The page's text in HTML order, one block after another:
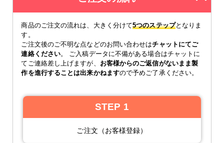
商品のご注文の流れは、大きく分けて5つのステップとなりま
す。
ご注文後のご不明な点などのお問い合わせはチャットにてご
連絡ください。 ご入稿データに不備がある場合はチャットに
てご連絡差し上げますが、 お客様からのご返信がないまま製
作を進行することは出来かねますので予めご了承ください。
STEP 1
ご注文（お客様登録）